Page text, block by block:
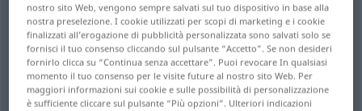
Panoramica di tutte le traduzion
(Fai clic sulla/Tocca traduzione per maggiori dettagli)
hjemmemarked
nostro sito Web, vengono sempre salvati sul tuo dispositivo in base alla
nostra preselezione. I cookie utilizzati per scopi di marketing e i cookie
finalizzati all’erogazione di pubblicità personalizzata sono salvati solo se
fornisci il tuo consenso cliccando sul pulsante “Accetto”. Se non desideri
fornirlo clicca su “Continua senza accettare”. Puoi revocare In qualsiasi
momento il tuo consenso per le visite future al nostro sito Web. Per
maggiori informazioni sui cookie e sulle possibilità di personalizzazione
è sufficiente cliccare sul pulsante “Più opzioni”. Ulteriori indicazioni